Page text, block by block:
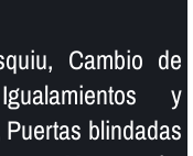
Cambio de
y
blindadas